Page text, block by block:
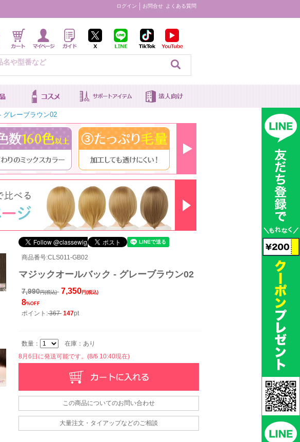
ログイン お問合せ よくある質問
おすすめ商品を見る
グレーブラウン02
商品番号:CLS011-GB02
マジックオールバック - グレーブラウン02
7,990円(税込) 7,350 円(税込)
8%OFF
ポイント:367 147pt
数量：
在庫：あり
8月6日に発送可能です。(8/6 10:40現在)
この商品についてのお問い合わせ
大量注文・タイアップなどのご相談